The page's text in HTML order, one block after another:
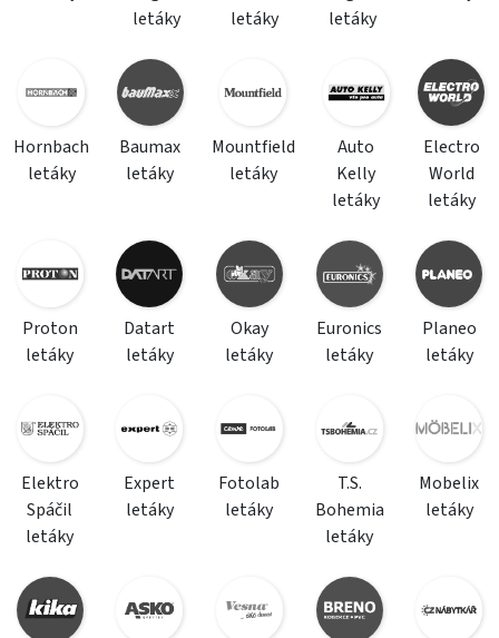
letáky
letáky
letáky
Hornbach
letáky
Baumax
letáky
Mountfield
letáky
Auto
Kelly
letáky
Electro
World
letáky
Proton
letáky
Datart
letáky
Okay
letáky
Euronics
letáky
Planeo
letáky
Elektro
Spáčil
letáky
Expert
letáky
Fotolab
letáky
T.S.
Bohemia
letáky
Mobelix
letáky